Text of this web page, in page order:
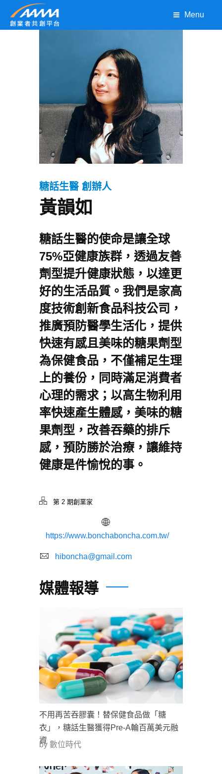
Menu
糖話生醫 創辦人
黃韻如
糖話生醫的使命是讓全球
75%亞健康族群，透過友善
劑型提升健康狀態，以達更
好的生活品質。我們是家高
度技術創新食品科技公司，
推廣預防醫學生活化，提供
快速有感且美味的糖果劑型
為保健食品，不僅補足生理
上的養份，同時滿足消費者
心理的需求；以高生物利用
率快速產生體感，美味的糖
果劑型，改善吞藥的排斥
感，預防勝於治療，讓維持
健康是件愉悅的事。
第 2 期創業家
https://www.bonchaboncha.com.tw/
hiboncha@gmail.com
媒體報導
不用再苦吞膠囊！替保健食品做「糖
衣」，糖話生醫獲得Pre-A輪百萬美元融
資
by 數位時代